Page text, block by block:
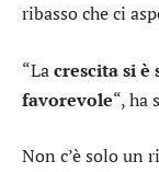
ribasso che ci
“Lacrescita si
favorevole“, ha
Non c’è solo un